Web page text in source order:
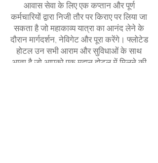
आवास सेवा के लिए एक कप्तान और पूर्ण
कर्मचारियों द्वारा निजी तौर पर किराए पर लिया जा
सकता है जो महाकाव्य यात्रा का आनंद लेने के
दौरान मार्गदर्शन, नेविगेट और पूरा करेंगे। फ्लोटेड
होटल उन सभी आराम और सुविधाओं के साथ
आता है जो आपको एक महान होटल में मिलने की